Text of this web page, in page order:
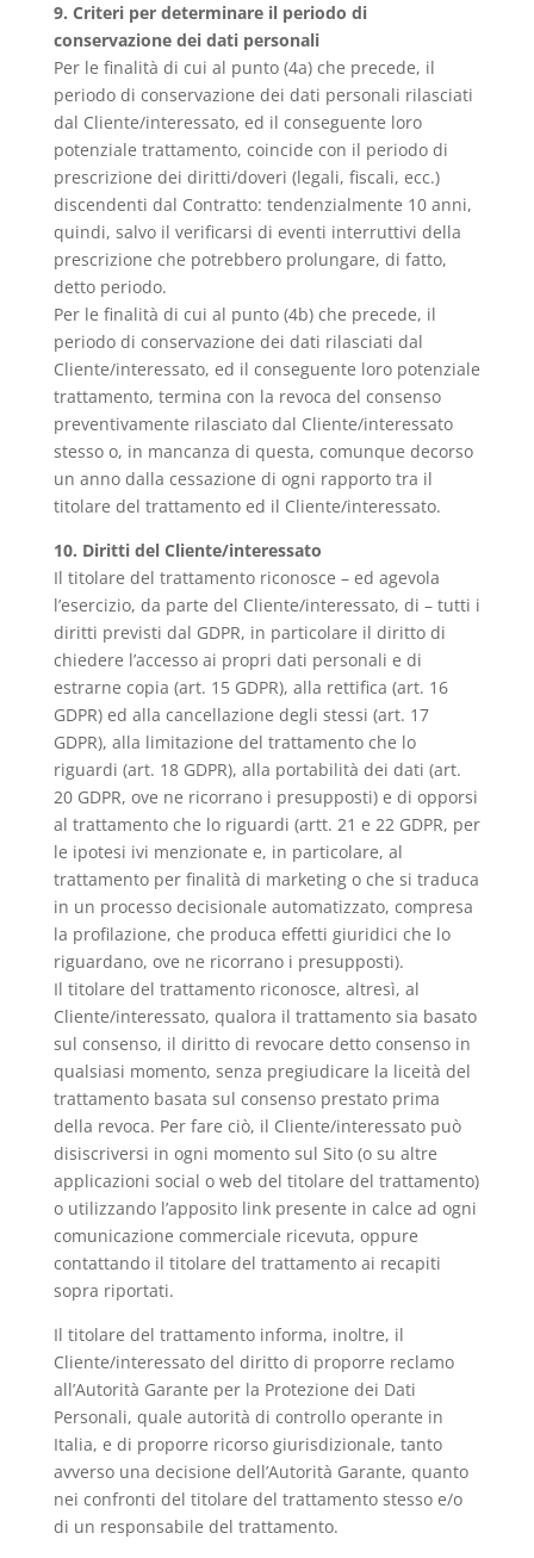
9. Criteri per determinare il periodo di
conservazione dei dati personali
Per le finalità di cui al punto (4a) che precede, il
periodo di conservazione dei dati personali rilasciati
dal Cliente/interessato, ed il conseguente loro
potenziale trattamento, coincide con il periodo di
prescrizione dei diritti/doveri (legali, fiscali, ecc.)
discendenti dal Contratto: tendenzialmente 10 anni,
quindi, salvo il verificarsi di eventi interruttivi della
prescrizione che potrebbero prolungare, di fatto,
detto periodo.
Per le finalità di cui al punto (4b) che precede, il
periodo di conservazione dei dati rilasciati dal
Cliente/interessato, ed il conseguente loro potenziale
trattamento, termina con la revoca del consenso
preventivamente rilasciato dal Cliente/interessato
stesso o, in mancanza di questa, comunque decorso
un anno dalla cessazione di ogni rapporto tra il
titolare del trattamento ed il Cliente/interessato.
10. Diritti del Cliente/interessato
Il titolare del trattamento riconosce – ed agevola
l’esercizio, da parte del Cliente/interessato, di – tutti i
diritti previsti dal GDPR, in particolare il diritto di
chiedere l’accesso ai propri dati personali e di
estrarne copia (art. 15 GDPR), alla rettifica (art. 16
GDPR) ed alla cancellazione degli stessi (art. 17
GDPR), alla limitazione del trattamento che lo
riguardi (art. 18 GDPR), alla portabilità dei dati (art.
20 GDPR, ove ne ricorrano i presupposti) e di opporsi
al trattamento che lo riguardi (artt. 21 e 22 GDPR, per
le ipotesi ivi menzionate e, in particolare, al
trattamento per finalità di marketing o che si traduca
in un processo decisionale automatizzato, compresa
la profilazione, che produca effetti giuridici che lo
riguardano, ove ne ricorrano i presupposti).
Il titolare del trattamento riconosce, altresì, al
Cliente/interessato, qualora il trattamento sia basato
sul consenso, il diritto di revocare detto consenso in
qualsiasi momento, senza pregiudicare la liceità del
trattamento basata sul consenso prestato prima
della revoca. Per fare ciò, il Cliente/interessato può
disiscriversi in ogni momento sul Sito (o su altre
applicazioni social o web del titolare del trattamento)
o utilizzando l’apposito link presente in calce ad ogni
comunicazione commerciale ricevuta, oppure
contattando il titolare del trattamento ai recapiti
sopra riportati.
Il titolare del trattamento informa, inoltre, il
Cliente/interessato del diritto di proporre reclamo
all’Autorità Garante per la Protezione dei Dati
Personali, quale autorità di controllo operante in
Italia, e di proporre ricorso giurisdizionale, tanto
avverso una decisione dell’Autorità Garante, quanto
nei confronti del titolare del trattamento stesso e/o
di un responsabile del trattamento.